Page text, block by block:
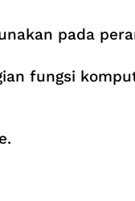
pada
fungsi